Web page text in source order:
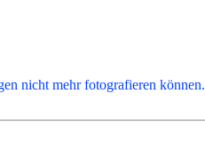
nicht mehr fotografieren können.